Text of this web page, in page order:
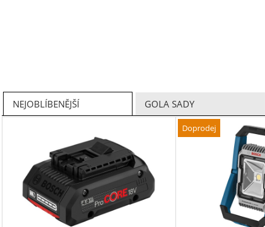
NEJOBLÍBENĚJŠÍ GOLA SADY
Doprodej